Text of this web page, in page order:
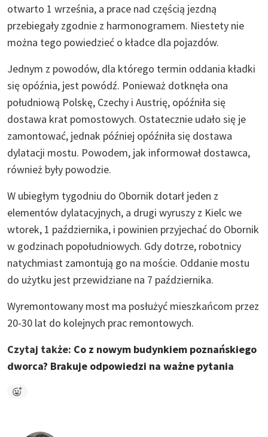
otwarto 1 września, a prace nad częścią jezdną
przebiegały zgodnie z harmonogramem. Niestety nie
można tego powiedzieć o kładce dla pojazdów.
Jednym z powodów, dla którego termin oddania kładki
się opóźnia, jest powódź. Ponieważ dotknęła ona
południową Polskę, Czechy i Austrię, opóźniła się
dostawa krat pomostowych. Ostatecznie udało się je
zamontować, jednak później opóźniła się dostawa
dylatacji mostu. Powodem, jak informował dostawca,
również były powodzie.
W ubiegłym tygodniu do Obornik dotarł jeden z
elementów dylatacyjnych, a drugi wyruszy z Kielc we
wtorek, 1 października, i powinien przyjechać do Obornik
w godzinach popołudniowych. Gdy dotrze, robotnicy
natychmiast zamontują go na moście. Oddanie mostu
do użytku jest przewidziane na 7 października.
Wyremontowany most ma posłużyć mieszkańcom przez
20-30 lat do kolejnych prac remontowych.
Czytaj także: Co z nowym budynkiem poznańskiego
dworca? Brakuje odpowiedzi na ważne pytania